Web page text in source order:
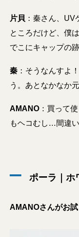
片貝 ：秦さん、
ところだけど、僕
でこにキャップの
秦 ：そうなんすよ
う。あとなかなか
AMANO ：買って
もヘコむし…間違
ポーラ｜ホ
AMANOさんがお試